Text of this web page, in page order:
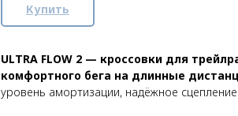
Купить
ULTRA FLOW 2 — кроссовки для
комфортного бега на длинные
уровень амортизации, надёжное